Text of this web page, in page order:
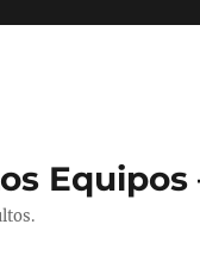
Equipos